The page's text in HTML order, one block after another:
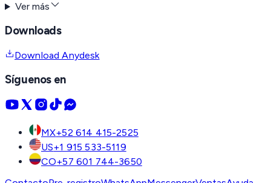
Ver más
Downloads
Download Anydesk
Síguenos en
MX+52 614 415-2525
US+1 915 533-5119
CO+57 601 744-3650